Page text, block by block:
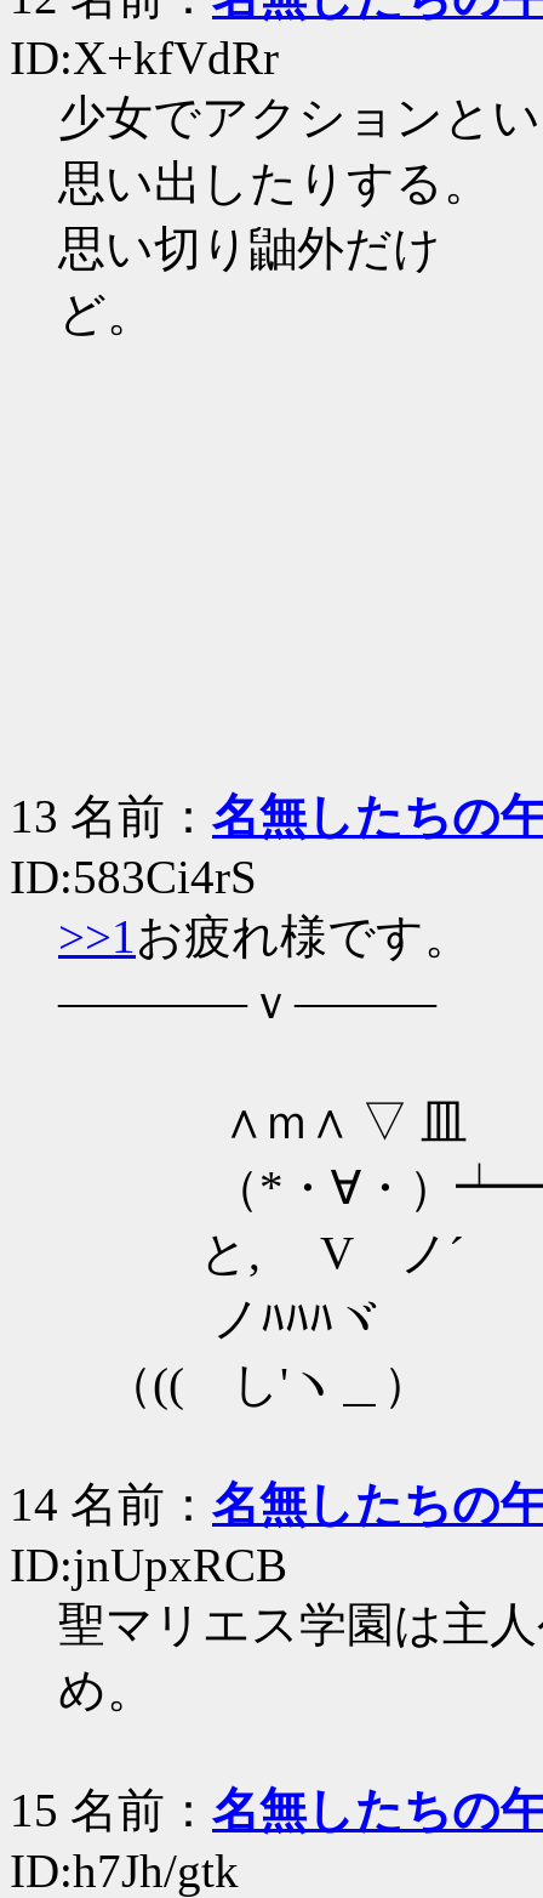
ID:X+kfVdRr
少女でアクションと
思い出
思い切り鼬外だけ
13 名前： 名無したちの
ID:583Ci4rS
>>1お疲れ様です。
――――ｖ―――
∧ｍ∧ ▽ 皿
（*・∀・）
と, V ノ´
ノﾊﾊﾊヾ
（(( し'ヽ＿）
14 名前： 名無したちの
ID:jnUpxRCB
聖マリエス学園は主
め。
15 名前： 名無したちの
ID:h7Jh/gtk